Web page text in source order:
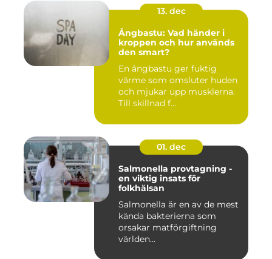
13. dec
Ångbastu: Vad händer i
kroppen och hur används
den smart?
En ångbastu ger fuktig
värme som omsluter huden
och mjukar upp musklerna.
Till skillnad f...
01. dec
Salmonella provtagning -
en viktig insats för
folkhälsan
Salmonella är en av de mest
kända bakterierna som
orsakar matförgiftning
världen...